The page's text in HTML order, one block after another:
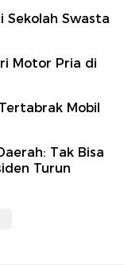
Sekolah Swasta
Motor Pria di
Mobil
Tak Bisa
Turun